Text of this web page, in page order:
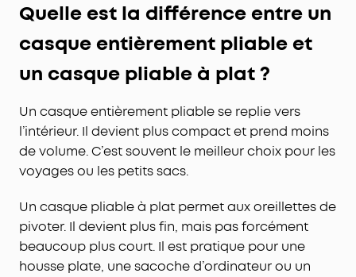
Quelle est la différence entre un
casque entièrement pliable et
un casque pliable à plat ?
Un casque entièrement pliable se replie vers
l’intérieur. Il devient plus compact et prend moins
de volume. C’est souvent le meilleur choix pour les
voyages ou les petits sacs.
Un casque pliable à plat permet aux oreillettes de
pivoter. Il devient plus fin, mais pas forcément
beaucoup plus court. Il est pratique pour une
housse plate, une sacoche d’ordinateur ou un